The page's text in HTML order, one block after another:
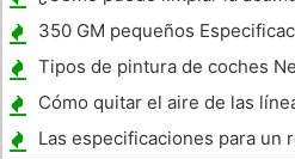
cromado llantas ?
350 GM pequeños
Tipos de pintura de coches
Cómo quitar el aire de las
combustible en un motor de
Las especificaciones para un